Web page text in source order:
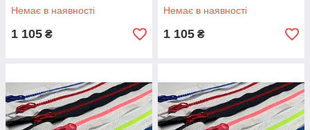
Немає в наявності
1 105 ₴
Немає в наявності
1 105 ₴